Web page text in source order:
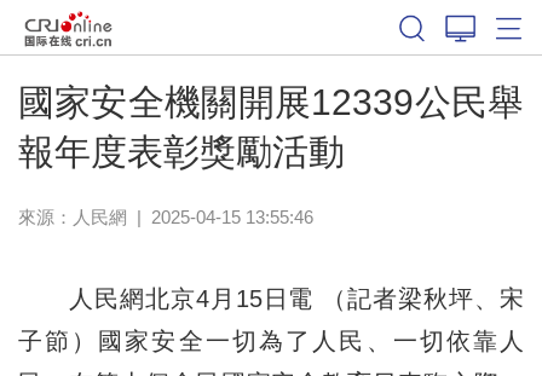
國家安全機關開展12339公民舉
報年度表彰獎勵活動
來源： 人民網 | 2025-04-15 13:55:46
人民網北京4月15日電 （記者梁秋坪、宋
子節）國家安全一切為了人民、一切依靠人